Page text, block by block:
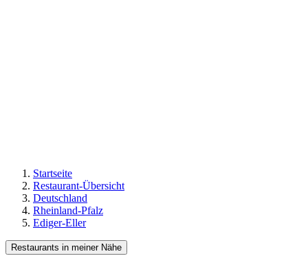
Startseite
Restaurant-Übersicht
Deutschland
Rheinland-Pfalz
Ediger-Eller
Restaurants in meiner Nähe